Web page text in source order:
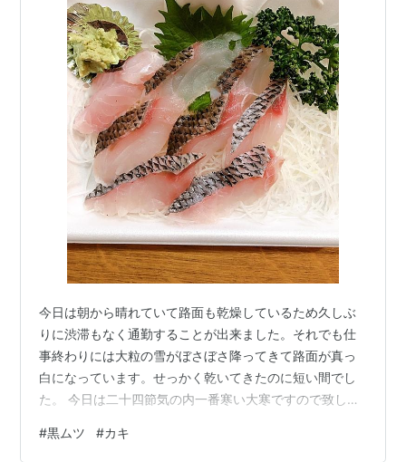
今日は朝から晴れていて路面も乾燥しているため久しぶ
りに渋滞もなく通勤することが出来ました。それでも仕
事終わりには大粒の雪がぼさぼさ降ってきて路面が真っ
白になっています。せっかく乾いてきたのに短い間でし
た。 今日は二十四節気の内一番寒い大寒ですので致し方
月20日は海外団体旅行の日でした。 1965年のこの日、
#黒ムツ #カキ